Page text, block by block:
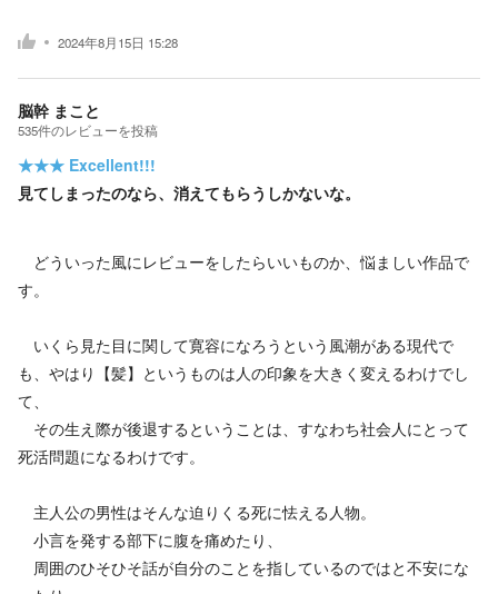
2024年8月15日 15:28
脳幹 まこと
535件のレビューを投稿
★★★ Excellent!!!
見てしまったのなら、消えてもらうしかないな。
どういった風にレビューをしたらいいものか、悩ましい作品で
す。
いくら見た目に関して寛容になろうという風潮がある現代で
も、やはり【髪】というものは人の印象を大きく変えるわけでし
て、
その生え際が後退するということは、すなわち社会人にとって
死活問題になるわけです。
主人公の男性はそんな迫りくる死に怯える人物。
小言を発する部下に腹を痛めたり、
周囲のひそひそ話が自分のことを指しているのではと不安にな